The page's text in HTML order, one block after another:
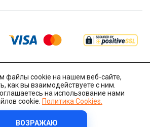
файлы cookie на нашем веб-сайте,
как вы взаимодействуете с ним.
на использование нами
cookie. Политика Cookies.
ВОЗРАЖАЮ